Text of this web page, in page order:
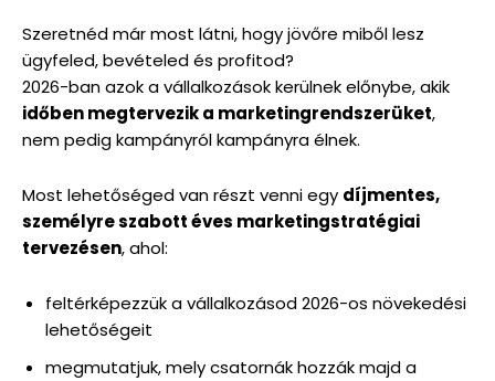
Szeretnéd már most látni, hogy jövőre miből lesz
ügyfeled, bevételed és profitod?
2026-ban azok a vállalkozások kerülnek előnybe, akik
időben megtervezik a marketingrendszerüket,
nem pedig kampányról kampányra élnek.
Most lehetőséged van részt venni egy díjmentes,
személyre szabott éves marketingstratégiai
tervezésen, ahol:
feltérképezzük a vállalkozásod 2026-os növekedési
lehetőségeit
megmutatjuk, mely csatornák hozzák majd a